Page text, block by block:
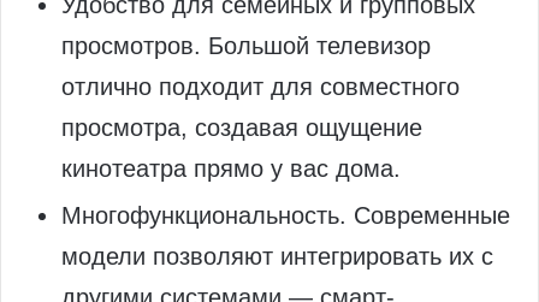
просмотров. Большой телевизор
отлично подходит для совместного
просмотра, создавая ощущение
кинотеатра прямо у вас дома.
Многофункциональность. Современные
модели позволяют интегрировать их с